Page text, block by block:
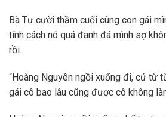
Bà Tư cười thầm cuối cùng con gái
tính cách nó quá đanh đá mình sợ
rồi.
“Hoàng Nguyên ngồi xuống đi, cứ từ
gái cô bao lâu cũng được cô không